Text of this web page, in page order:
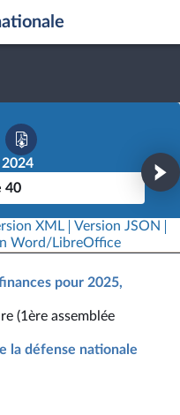
40
XML
Version JSON
Word/LibreOffice
pour 2025,
(1ère assemblée
la défense nationale